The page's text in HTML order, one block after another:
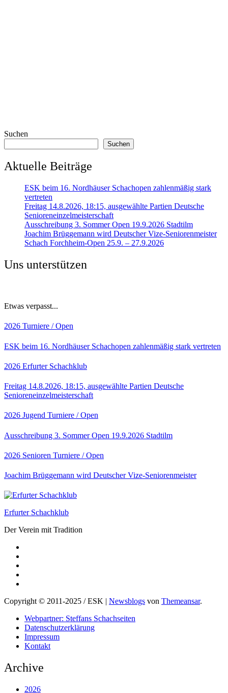
Suchen
Suchen
Aktuelle Beiträge
ESK beim 16. Nordhäuser Schachopen zahlenmäßig stark
vertreten
Freitag 14.8.2026, 18:15, ausgewählte Partien Deutsche
Senioreneinzelmeisterschaft
Ausschreibung 3. Sommer Open 19.9.2026 Stadtilm
Joachim Brüggemann wird Deutscher Vize-Seniorenmeister
Schach Forchheim-Open 25.9. – 27.9.2026
Uns unterstützen
Etwas verpasst...
2026 Turniere / Open
ESK beim 16. Nordhäuser Schachopen zahlenmäßig stark vertreten
2026 Erfurter Schachklub
Freitag 14.8.2026, 18:15, ausgewählte Partien Deutsche
Senioreneinzelmeisterschaft
2026 Jugend Turniere / Open
Ausschreibung 3. Sommer Open 19.9.2026 Stadtilm
2026 Senioren Turniere / Open
Joachim Brüggemann wird Deutscher Vize-Seniorenmeister
Erfurter Schachklub
Der Verein mit Tradition
Copyright © 2011-2025 / ESK Newsblogs von Themeansar.
Webpartner: Steffans Schachseiten
Datenschutzerklärung
Impressum
Kontakt
Archive
2026